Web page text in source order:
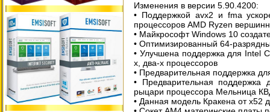
Изменения в версии 5.90.4200:
• Поддержкой avx2 и fma
процессоров AMD Ryzen
• Майкрософт Windows 10
• Оптимизированный 64-
• Улучшена поддержка для Intel
х, два-х процессоров
• Предварительная поддержка
• Предварительная
рыцари процессора Мельница
• Данная модель Кракена от x52